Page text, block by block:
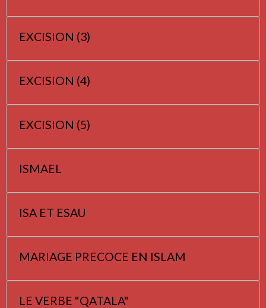
EXCISION (3)
EXCISION (4)
EXCISION (5)
ISMAEL
ISA ET ESAU
MARIAGE PRECOCE EN ISLAM
LE VERBE "QATALA"